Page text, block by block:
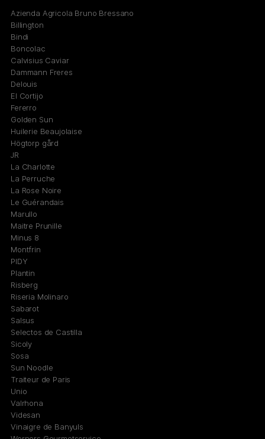
Azienda Agricola Bruno Bressano
Billington
Bindi
Boncolac
Calvisius Caviar
Dammann Freres
Delouis
El Cortijo
Fererro
Golden Sun
Huilerie Beaujolaise
Högtorp gård
JR
La Charlotte
La Perruche
La Rose Noire
Le Guérandais
Marullo
Maitre Prunille
Minus 8
Montfrin
PIDY
Plantin
Risberg
Riseria Molinaro
Sabarot
Salsus
Selectos de Castilla
Sicoly
Sosa
Sun Noodle
Traiteur de Paris
Unio
Valrhona
Videsan
Vinaigre de Banyuls